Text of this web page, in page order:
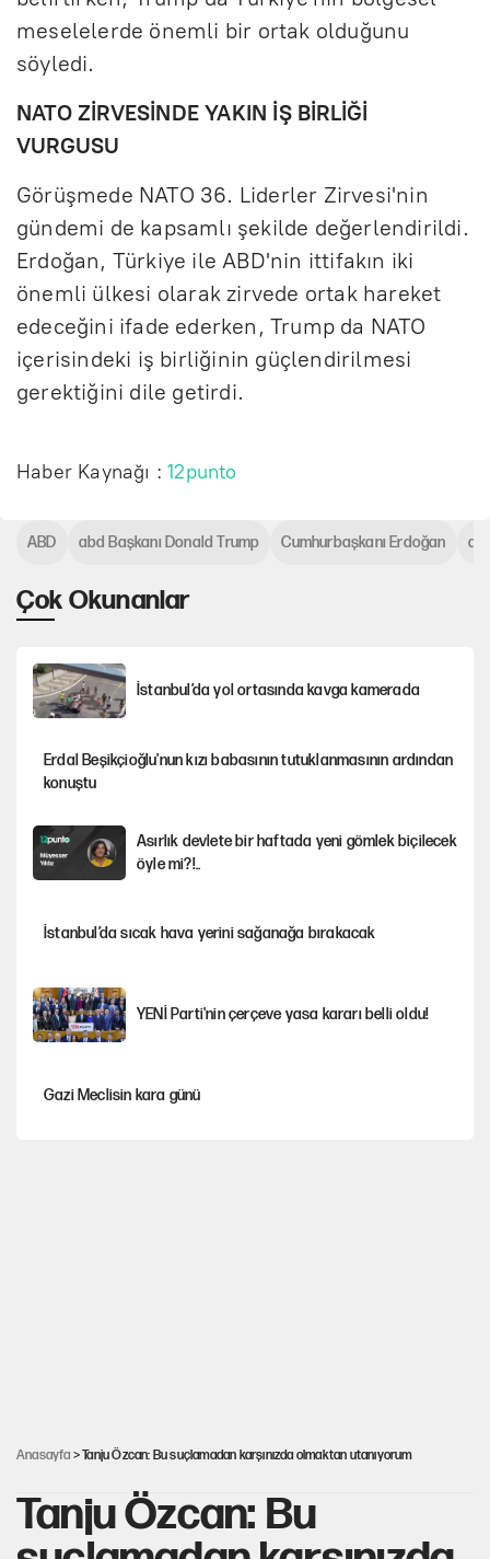
meselelerde önemli bir ortak olduğunu
söyledi.
NATO ZİRVESİNDE YAKIN İŞ BİRLİĞİ
VURGUSU
Görüşmede NATO 36. Liderler Zirvesi'nin
gündemi de kapsamlı şekilde değerlendirildi.
Erdoğan, Türkiye ile ABD'nin ittifakın iki
önemli ülkesi olarak zirvede ortak hareket
edeceğini ifade ederken, Trump da NATO
içerisindeki iş birliğinin güçlendirilmesi
gerektiğini dile getirdi.
Haber Kaynağı :12punto
Çok Okunanlar
İstanbul’da yol ortasında kavga kamerada
Erdal Beşikçioğlu'nun kızı babasının tutuklanmasının ardından
konuştu
Asırlık devlete bir haftada yeni gömlek biçilecek
öyle mi?!..
İstanbul’da sıcak hava yerini sağanağa bırakacak
YENİ Parti'nin çerçeve yasa kararı belli oldu!
Gazi Meclisin kara günü
ABD abd Başkanı Donald Trump Cumhurbaşkanı Erdoğan
Anasayfa > Tanju Özcan: Bu suçlamadan karşınızda olmaktan utanıyorum
Tanju Özcan: Bu